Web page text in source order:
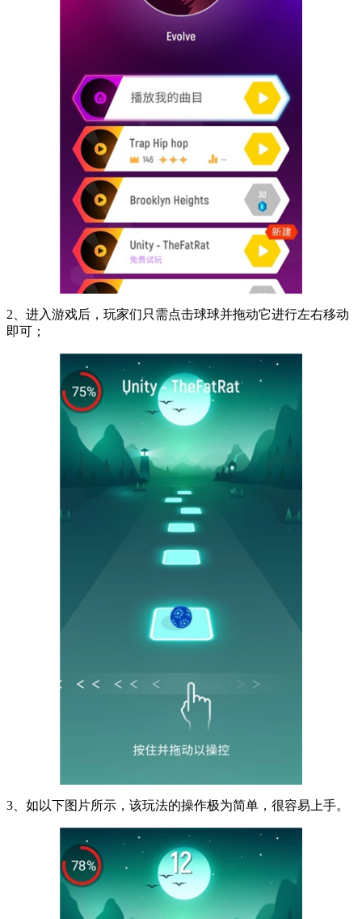
2、进入游戏后，玩家们只需点击球球并拖动它进行左右移动
即可；
3、如以下图片所示，该玩法的操作极为简单，很容易上手。